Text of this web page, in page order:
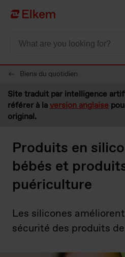
Skip to main content
Vers la page d'accueil
Biens du quotidien
Site traduit par intelligence
référer à laversion anglaise
original.
Produits en
bébés et
puériculture
Les silicones
sécurité des produits